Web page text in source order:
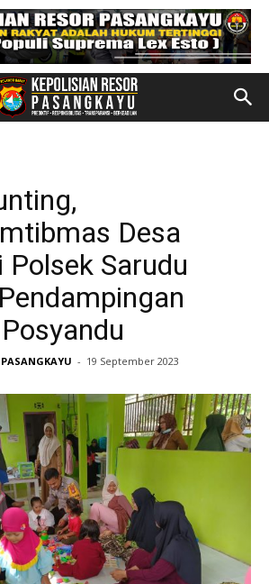
Desa
Polsek Sarudu
- 19 September 2023